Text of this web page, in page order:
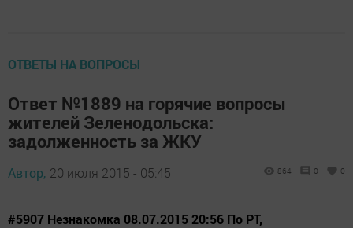
ОТВЕТЫ НА ВОПРОСЫ
Ответ №1889 на горячие вопросы
жителей Зеленодольска:
задолженность за ЖКУ
Автор, 20 июля 2015 - 05:45 864 0 0
#5907 Незнакомка 08.07.2015 20:56 По РТ,